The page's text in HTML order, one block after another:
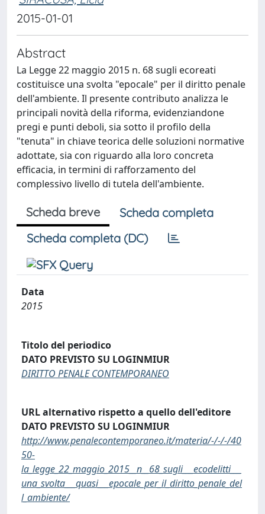
2015-01-01
Abstract
La Legge 22 maggio 2015 n. 68 sugli ecoreati
costituisce una svolta "epocale" per il diritto penale
dell'ambiente. Il presente contributo analizza le
principali novità della riforma, evidenziandone
pregi e punti deboli, sia sotto il profilo della
"tenuta" in chiave teorica delle soluzioni normative
adottate, sia con riguardo alla loro concreta
efficacia, in termini di rafforzamento del
complessivo livello di tutela dell'ambiente.
Scheda breve
Scheda completa
Scheda completa (DC)
Data
2015
Titolo del periodico
DATO PREVISTO SU LOGINMIUR
DIRITTO PENALE CONTEMPORANEO
URL alternativo rispetto a quello dell'editore
DATO PREVISTO SU LOGINMIUR
http://www.penalecontemporaneo.it/materia/-/-/-/40
50-
la_legge_22_maggio_2015__n__68_sugli___ecodelitti___
una_svolta___quasi___epocale_per_il_diritto_penale_del
l_ambiente/